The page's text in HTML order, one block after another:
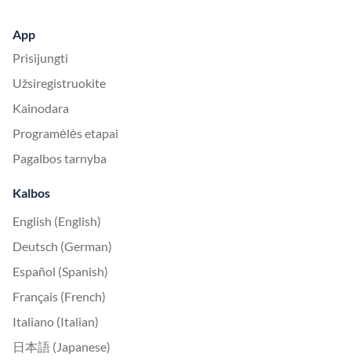
App
Prisijungti
Užsiregistruokite
Kainodara
Programėlės etapai
Pagalbos tarnyba
Kalbos
English (English)
Deutsch (German)
Español (Spanish)
Français (French)
Italiano (Italian)
日本語 (Japanese)